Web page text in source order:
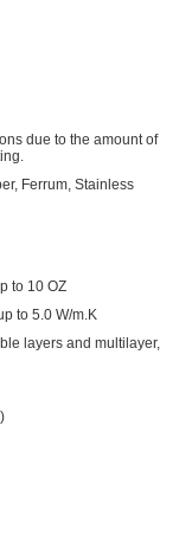
due to the amount of
Ferrum, Stainless
to 10 OZ
to 5.0 W/m.K
layers and multilayer,